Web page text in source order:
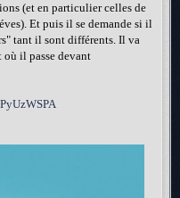
(et en particulier celles de
Et puis il se demande si il
tant il sont différents. Il va
il passe devant